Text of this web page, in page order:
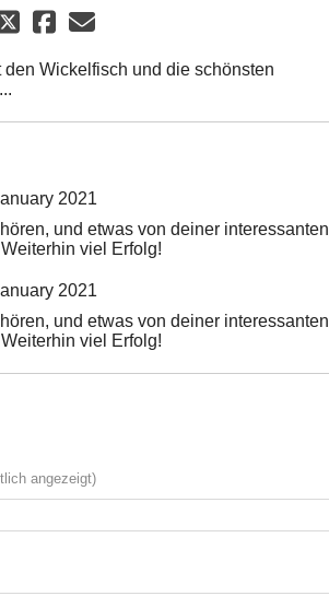
Wickelfisch und die schönsten
2021
und etwas von deiner interessanten
viel Erfolg!
2021
und etwas von deiner interessanten
viel Erfolg!
angezeigt)